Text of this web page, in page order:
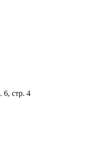
6, стр. 4